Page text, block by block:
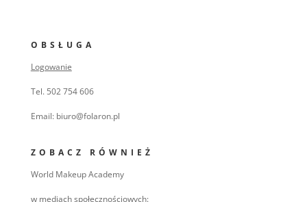
OBSŁUGA
Logowanie
Tel. 502 754 606
Email: biuro@folaron.pl
ZOBACZ RÓWNIEŻ
World Makeup Academy
w mediach społecznościowych: